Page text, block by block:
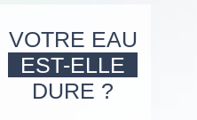
VOTRE EAU
EST-ELLE
DURE ?